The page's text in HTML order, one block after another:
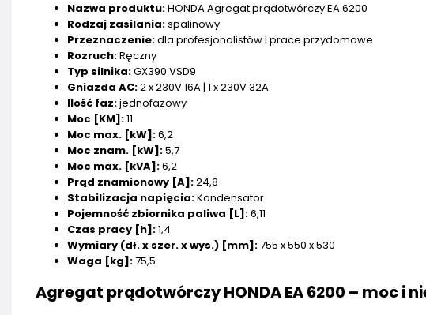
Nazwa produktu:HONDA Agregat prądotwórczy EA 6200
Rodzaj zasilania:spalinowy
Przeznaczenie:dla profesjonalistów | prace przydomowe
Rozruch:Ręczny
Typ silnika:GX390 VSD9
Gniazda AC:2 x 230V 16A | 1 x 230V 32A
Ilość faz:jednofazowy
Moc [KM]:11
Moc max. [kW]:6,2
Moc znam. [kW]:5,7
Moc max. [kVA]:6,2
Prąd znamionowy [A]:24,8
Stabilizacja napięcia:Kondensator
Pojemność zbiornika paliwa [L]:6,11
Czas pracy [h]:1,4
Wymiary (dł. x szer. x wys.) [mm]:755 x 550 x 530
Waga [kg]:75,5
Agregat prądotwórczy HONDA EA 6200 – moc i